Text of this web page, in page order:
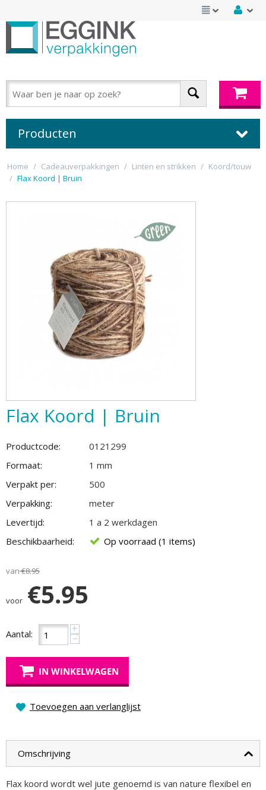
Producten
Home / Cadeauverpakkingen / Linten en strikken / Koord/touw
/ Flax Koord | Bruin
Flax Koord | Bruin
Productcode:
0121299
Formaat:
1 mm
Verpakt per:
500
Verpakking:
meter
Levertijd:
1 a 2 werkdagen
Beschikbaarheid:
Op voorraad (1 items)
van €8.95
voor €5.95
Aantal: +
−
IN WINKELWAGEN
Toevoegen aan verlanglijst
Omschrijving
Flax koord wordt wel jute genoemd is van nature flexibel en